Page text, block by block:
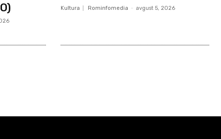
Kultura Rominfomedia - avgust 5, 2026